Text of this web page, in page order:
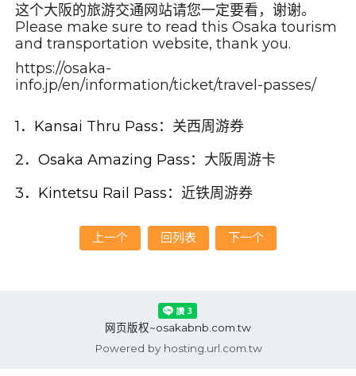
这个大阪的旅游交通网站请您一定要看，谢谢。
Please make sure to read this Osaka tourism
and transportation website, thank you.
https://osaka-
info.jp/en/information/ticket/travel-passes/
1．Kansai Thru Pass： 关西周游券
2．Osaka Amazing Pass： 大阪周游卡
3．Kintetsu Rail Pass： 近铁周游券
上一个 回列表 下一个
网页版权~osakabnb.com.tw
Powered by hosting.url.com.tw